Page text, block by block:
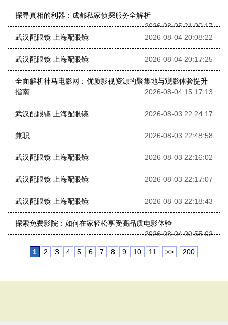
探寻真相的利器：成都私家侦探服务全解析
2026-08-05 21:00:17
武汉配眼镜 上海配眼镜
2026-08-04 20:08:22
武汉配眼镜 上海配眼镜 2026-08-04 20:17:25
全面解析神马电影网：优质影视资源的聚集地与观影体验提升
指南
2026-08-04 15:17:13
武汉配眼镜 上海配眼镜 2026-08-03 22:24:17
兼职 2026-08-03 22:48:58
武汉配眼镜 上海配眼镜 2026-08-03 22:16:02
武汉配眼镜 上海配眼镜 2026-08-03 22:17:07
武汉配眼镜 上海配眼镜 2026-08-03 22:18:43
探索免费影院：如何在家轻松享受高品质电影体验
2026-08-04 00:55:02
1 2 3 4 5 6 7 8 9 10 11 >> 200